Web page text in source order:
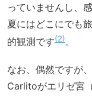
っていませんし、
夏にはどこにでも
的観測です 2 。
なお、偶然ですが
Carlitoがエリゼ宮